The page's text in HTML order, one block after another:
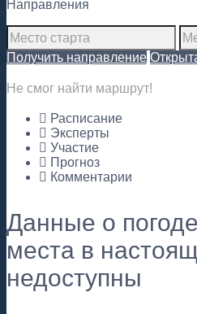
Направления
Получить направление
Не смог найти маршрут!
Расписание
Эксперты
Участие
Прогноз
Комментарии
Данные о
места в
недоступны